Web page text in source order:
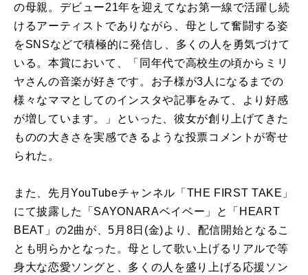
の母親。デビュー21年を迎えてなお第一線で活躍し続
けるアーティストでありながら、母として奮闘する姿
をSNSなどで積極的に発信し、多くの人を勇気づけて
いる。本賞において、「同年代で高校生の頃からミリ
ヤさんの音楽が好きです。お子様が3人になるまでの
様々なママとしてのインスタや記事をみて、より好感
が増しています。」といった、彼女が創り上げてきた
ものの大きさを実感できるような投票コメントが寄せ
られた。
また、先月YouTubeチャンネル「THE FIRST TAKE」
にて披露した「SAYONARAベイベー」と「HEART
BEAT」の2曲が、5月8日(金)より、配信開始となるこ
とも明らかとなった。母として歌い上げるリアルで等
身大な恋愛ソングと、多くの人を盛り上げる応援ソン